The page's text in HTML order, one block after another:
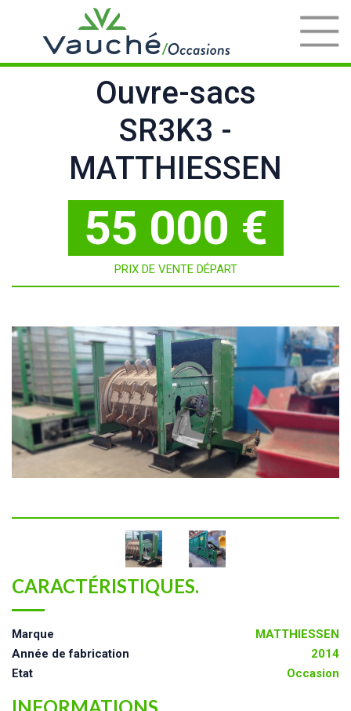
Ouvre-sacs
SR3K3 -
MATTHIESSEN
55 000 €
PRIX DE VENTE DÉPART
CARACTÉRISTIQUES.
Marque
MATTHIESSEN
Année de fabrication
2014
Etat
Occasion
INFORMATIONS.